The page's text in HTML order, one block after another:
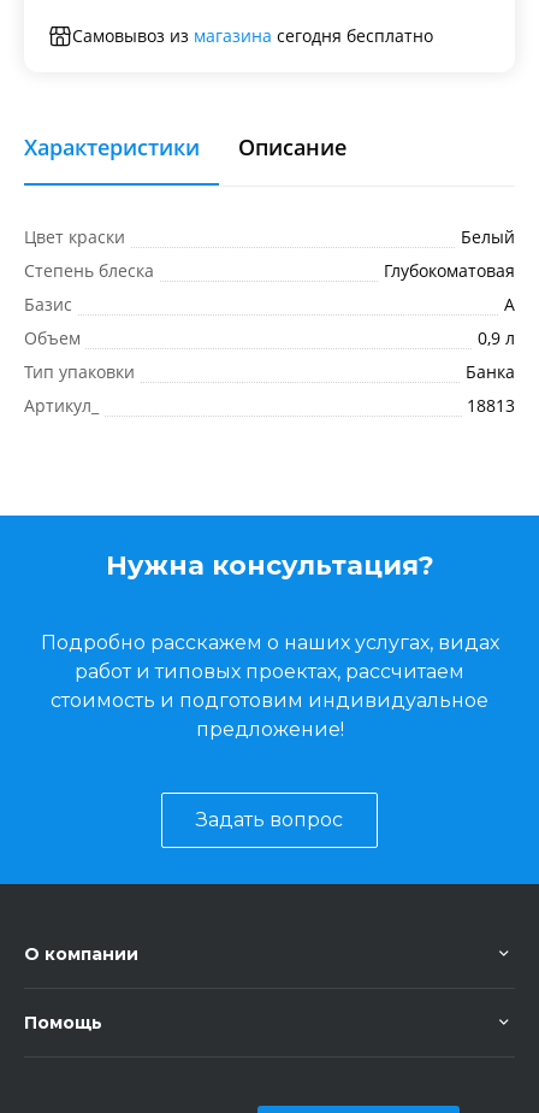
Самовывоз из магазина сегодня бесплатно
Характеристики Описание
Цвет краски
Белый
Степень блеска
Глубокоматовая
Базис
A
Объем
0,9 л
Тип упаковки
Банка
Артикул_
18813
Нужна консультация?
Подробно расскажем о наших услугах, видах
работ и типовых проектах, рассчитаем
стоимость и подготовим индивидуальное
предложение!
Задать вопрос
О компании
Помощь